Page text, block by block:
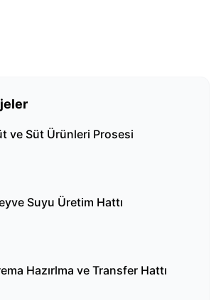
ve Süt Ürünleri Prosesi
Suyu Üretim Hattı
Hazırlma ve Transfer Hattı